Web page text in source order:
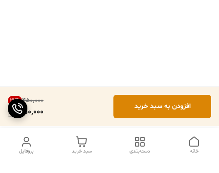
۴۵۰٬۰۰۰ 22%
350,000
افزودن به سبد خرید
پروفایل سبد خرید دسته‌بندی خانه